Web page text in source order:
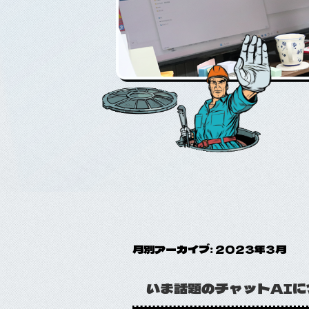
月別アーカイブ:2023年3月
いま話題のチャットAIに